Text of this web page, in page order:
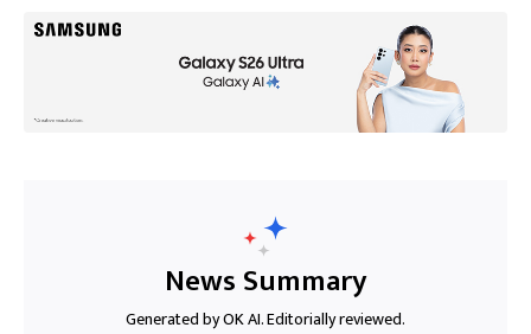
News Summary
Generated by OK AI. Editorially reviewed.